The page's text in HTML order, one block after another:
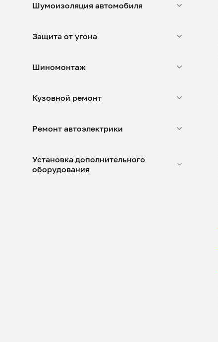
Шумоизоляция автомобиля
Защита от угона
Шиномонтаж
Кузовной ремонт
Ремонт автоэлектрики
Установка дополнительного
оборудования